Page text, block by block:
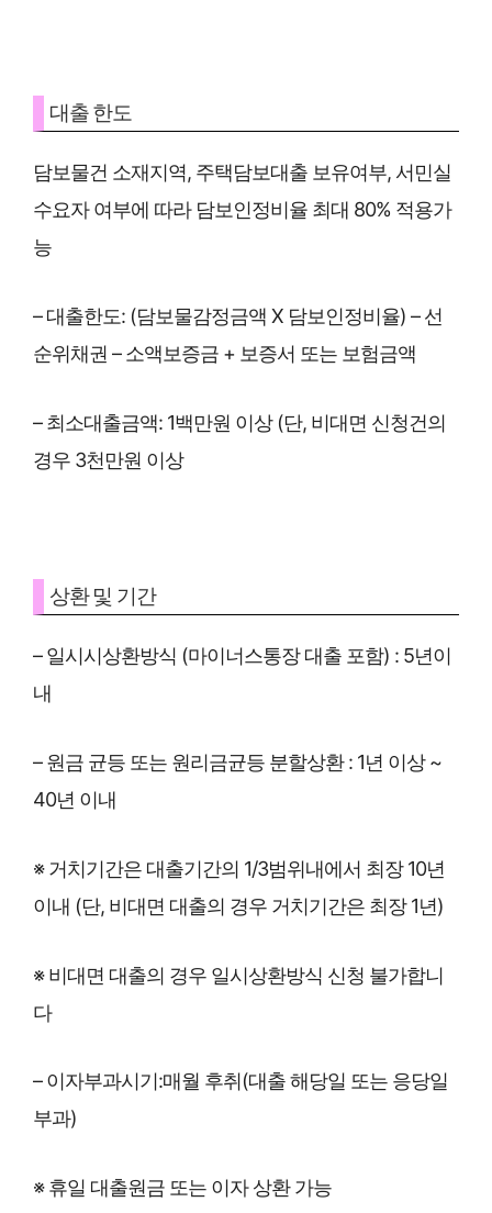
대출 한도
담보물건 소재지역, 주택담보대출 보유여부, 서민실
수요자 여부에 따라 담보인정비율 최대 80% 적용가
능
– 대출한도: (담보물감정금액 X 담보인정비율) – 선
순위채권 – 소액보증금 + 보증서 또는 보험금액
– 최소대출금액: 1백만원 이상 (단, 비대면 신청건의
경우 3천만원 이상
상환 및 기간
– 일시시상환방식 (마이너스통장 대출 포함) : 5년이
내
– 원금 균등 또는 원리금균등 분할상환 : 1년 이상 ~
40년 이내
※ 거치기간은 대출기간의 1/3범위내에서 최장 10년
이내 (단, 비대면 대출의 경우 거치기간은 최장 1년)
※ 비대면 대출의 경우 일시상환방식 신청 불가합니
다
– 이자부과시기:매월 후취(대출 해당일 또는 응당일
부과)
※ 휴일 대출원금 또는 이자 상환 가능